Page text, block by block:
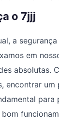
o 7jjj
a
em
absolutas.
encontrar
para